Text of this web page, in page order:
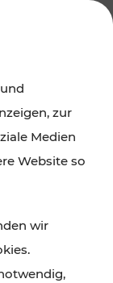
zur
Medien
Website so
wir